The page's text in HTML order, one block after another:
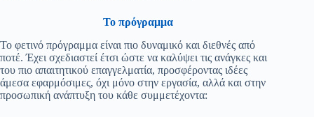
Το πρόγραμμα
Το φετινό πρόγραμμα είναι πιο δυναμικό και διεθνές από
ποτέ. Έχει σχεδιαστεί έτσι ώστε να καλύψει τις ανάγκες και
του πιο απαιτητικού επαγγελματία, προσφέροντας ιδέες
άμεσα εφαρμόσιμες, όχι μόνο στην εργασία, αλλά και στην
προσωπική ανάπτυξη του κάθε συμμετέχοντα: